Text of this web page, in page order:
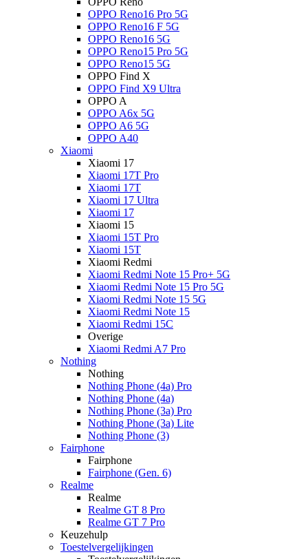
OPPO Reno16 Pro 5G
OPPO Reno16 F 5G
OPPO Reno16 5G
OPPO Reno15 Pro 5G
OPPO Reno15 5G
OPPO Find X
OPPO Find X9 Ultra
OPPO A
OPPO A6x 5G
OPPO A6 5G
OPPO A40
Xiaomi
Xiaomi 17
Xiaomi 17T Pro
Xiaomi 17T
Xiaomi 17 Ultra
Xiaomi 17
Xiaomi 15
Xiaomi 15T Pro
Xiaomi 15T
Xiaomi Redmi
Xiaomi Redmi Note 15 Pro+ 5G
Xiaomi Redmi Note 15 Pro 5G
Xiaomi Redmi Note 15 5G
Xiaomi Redmi Note 15
Xiaomi Redmi 15C
Overige
Xiaomi Redmi A7 Pro
Nothing
Nothing
Nothing Phone (4a) Pro
Nothing Phone (4a)
Nothing Phone (3a) Pro
Nothing Phone (3a) Lite
Nothing Phone (3)
Fairphone
Fairphone
Fairphone (Gen. 6)
Realme
Realme
Realme GT 8 Pro
Realme GT 7 Pro
Keuzehulp
Toestelvergelijkingen